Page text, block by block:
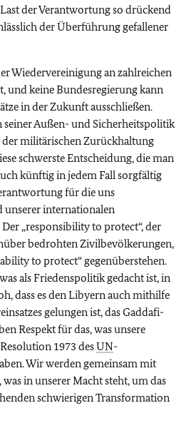
der Verantwortung so drückend
der Überführung gefallener
Wiedervereinigung an zahlreichen
und keine Bundesregierung kann
in der Zukunft ausschließen.
Außen- und Sicherheitspolitik
militärischen Zurückhaltung
schwerste Entscheidung, die man
künftig in jedem Fall sorgfältig
für die uns
unserer internationalen
„responsibility to protect“, der
bedrohten Zivilbevölkerungen,
to protect“ gegenüberstehen.
als Friedenspolitik gedacht ist, in
dass es den Libyern auch mithilfe
gelungen ist, das Gaddafi-
Respekt für das, was unsere
1973 desUN-
Wir werden gemeinsam mit
in unserer Macht steht, um das
schwierigen Transformation